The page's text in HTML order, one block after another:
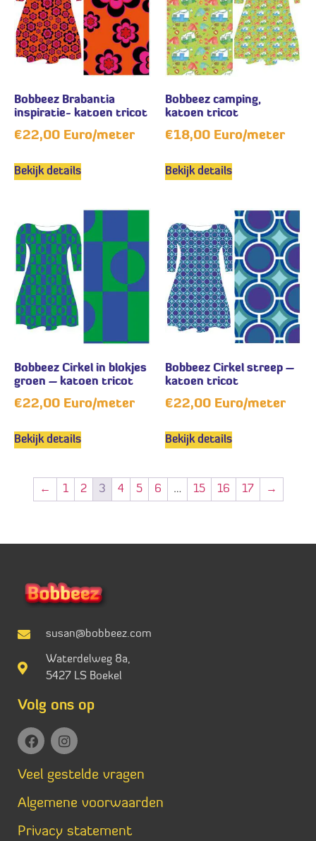
Bobbeez Brabantia
inspiratie- katoen tricot
€22,00 Euro/meter
Bekijk details
Bobbeez camping,
katoen tricot
€18,00 Euro/meter
Bekijk details
Bobbeez Cirkel in blokjes
groen – katoen tricot
€22,00 Euro/meter
Bekijk details
Bobbeez Cirkel streep –
katoen tricot
€22,00 Euro/meter
Bekijk details
← 1 2 3 4 5 6 … 15 16 17 →
susan@bobbeez.com
Waterdelweg 8a,
5427 LS Boekel
Volg ons op
Veel gestelde vragen
Algemene voorwaarden
Privacy statement